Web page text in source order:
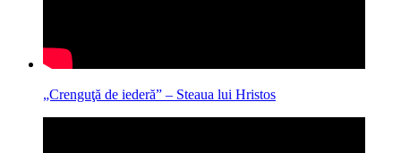
„Crenguţă de iederă” – Steaua lui Hristos